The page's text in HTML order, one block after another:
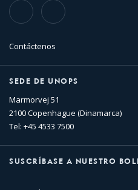
TikTok Flickr
Contáctenos
SEDE DE UNOPS
Marmorvej 51
2100 Copenhague (Dinamarca)
Tel: +45 4533 7500
SUSCRÍBASE A NUESTRO